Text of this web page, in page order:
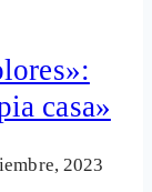
casa»
2023